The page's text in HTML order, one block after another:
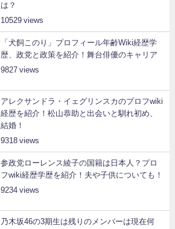
は？
10529
「犬飼このり」プロフィール年齢Wiki経歴学
歴、政党と政策を紹介！舞台俳優のキャリア
9827
アレクサンドラ・イェグリンスカのプロフwiki
経歴を紹介！松山恭助と出会いと馴れ初め、
結婚！
9318
参政党ローレンス綾子の国籍は日本人？プロ
フwiki経歴学歴を紹介！夫や子供についても！
9234
乃木坂46の3期生は残りのメンバーは現在何